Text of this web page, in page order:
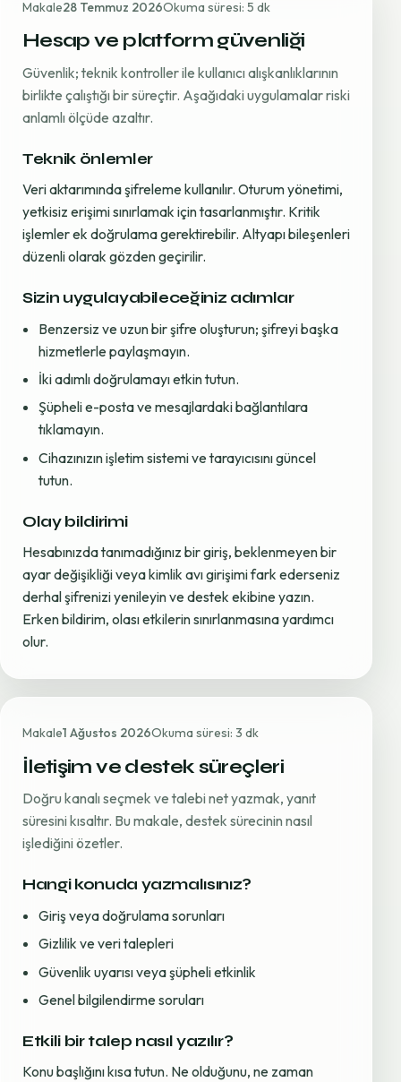
Makale28 Temmuz 2026Okuma süresi: 5 dk
Hesap ve platform güvenliği
Güvenlik; teknik kontroller ile kullanıcı alışkanlıklarının
birlikte çalıştığı bir süreçtir. Aşağıdaki uygulamalar riski
anlamlı ölçüde azaltır.
Teknik önlemler
Veri aktarımında şifreleme kullanılır. Oturum yönetimi,
yetkisiz erişimi sınırlamak için tasarlanmıştır. Kritik
işlemler ek doğrulama gerektirebilir. Altyapı bileşenleri
düzenli olarak gözden geçirilir.
Sizin uygulayabileceğiniz adımlar
Benzersiz ve uzun bir şifre oluşturun; şifreyi başka
hizmetlerle paylaşmayın.
İki adımlı doğrulamayı etkin tutun.
Şüpheli e-posta ve mesajlardaki bağlantılara
tıklamayın.
Cihazınızın işletim sistemi ve tarayıcısını güncel
tutun.
Olay bildirimi
Hesabınızda tanımadığınız bir giriş, beklenmeyen bir
ayar değişikliği veya kimlik avı girişimi fark ederseniz
derhal şifrenizi yenileyin ve destek ekibine yazın.
Erken bildirim, olası etkilerin sınırlanmasına yardımcı
olur.
Makale1 Ağustos 2026Okuma süresi: 3 dk
İletişim ve destek süreçleri
Doğru kanalı seçmek ve talebi net yazmak, yanıt
süresini kısaltır. Bu makale, destek sürecinin nasıl
işlediğini özetler.
Hangi konuda yazmalısınız?
Giriş veya doğrulama sorunları
Gizlilik ve veri talepleri
Güvenlik uyarısı veya şüpheli etkinlik
Genel bilgilendirme soruları
Etkili bir talep nasıl yazılır?
Konu başlığını kısa tutun. Ne olduğunu, ne zaman